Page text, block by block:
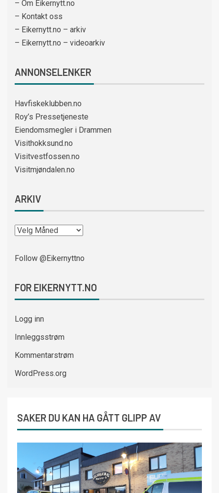
– Om Eikernytt.no
– Kontakt oss
– Eikernytt.no – arkiv
– Eikernytt.no – videoarkiv
ANNONSELENKER
Havfiskeklubben.no
Roy’s Pressetjeneste
Eiendomsmegler i Drammen
Visithokksund.no
Visitvestfossen.no
Visitmjøndalen.no
ARKIV
Follow @Eikernyttno
FOR EIKERNYTT.NO
Logg inn
Innleggsstrøm
Kommentarstrøm
WordPress.org
SAKER DU KAN HA GÅTT GLIPP AV